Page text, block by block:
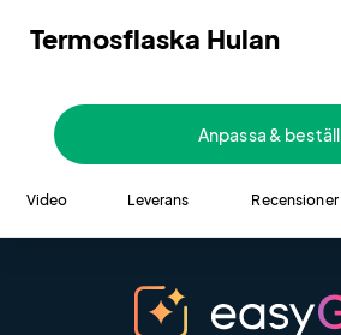
Termosflaska Hulan
Anpassa & beställ
Video Leverans Recensioner